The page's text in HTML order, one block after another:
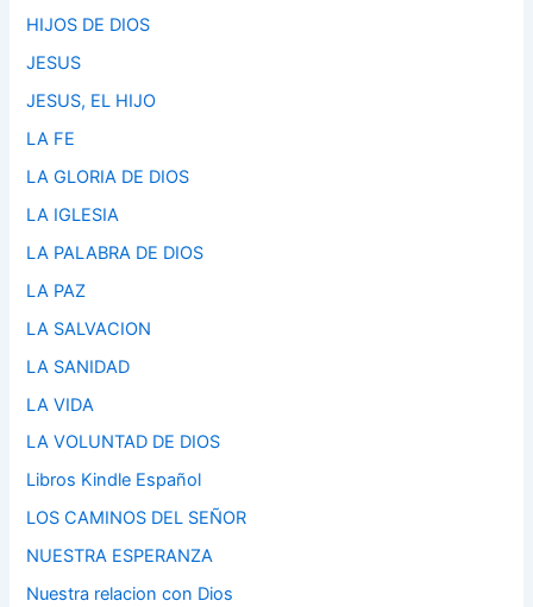
HIJOS DE DIOS
JESUS
JESUS, EL HIJO
LA FE
LA GLORIA DE DIOS
LA IGLESIA
LA PALABRA DE DIOS
LA PAZ
LA SALVACION
LA SANIDAD
LA VIDA
LA VOLUNTAD DE DIOS
Libros Kindle Español
LOS CAMINOS DEL SEÑOR
NUESTRA ESPERANZA
Nuestra relacion con Dios